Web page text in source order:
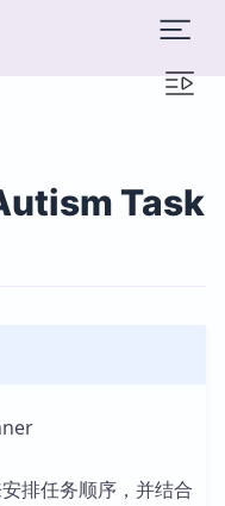
Task
排任务顺序，并结合